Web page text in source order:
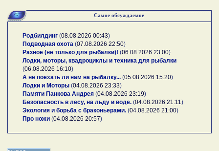
Самое обсуждаемое
Родбилдинг (08.08.2026 00:43)
Подводная охота (07.08.2026 22:50)
Разное (не только для рыбалки)! (06.08.2026 23:00)
Лодки, моторы, квадроциклы и техника для рыбалки
(06.08.2026 16:10)
А не поехать ли нам на рыбалку... (05.08.2026 15:20)
Лодки и Моторы (04.08.2026 23:33)
Памяти Панкова Андрея (04.08.2026 23:19)
Безопасность в лесу, на льду и воде. (04.08.2026 21:11 )
Экология и борьба с браконьерами. (04.08.2026 21:00)
Про ножи (04.08.2026 20:57)